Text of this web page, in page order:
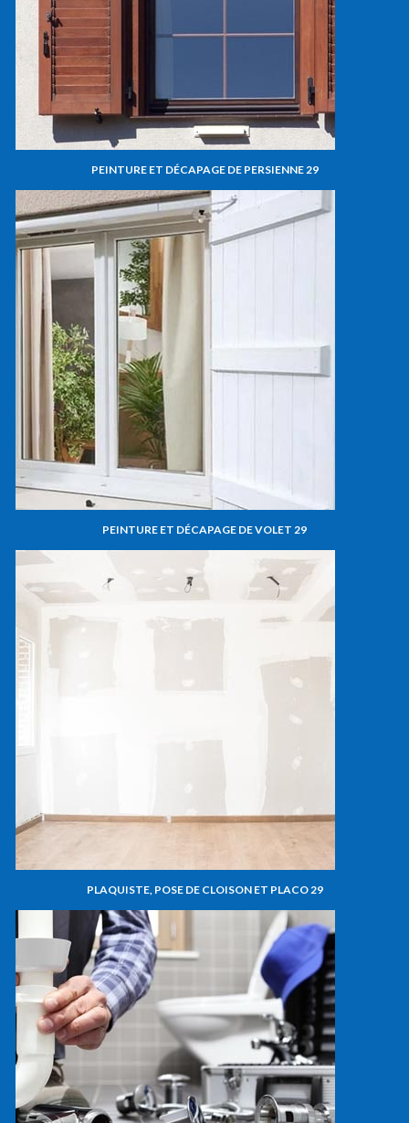
PEINTURE ET DÉCAPAGE DE PERSIENNE 29
PEINTURE ET DÉCAPAGE DE VOLET 29
PLAQUISTE, POSE DE CLOISON ET PLACO 29